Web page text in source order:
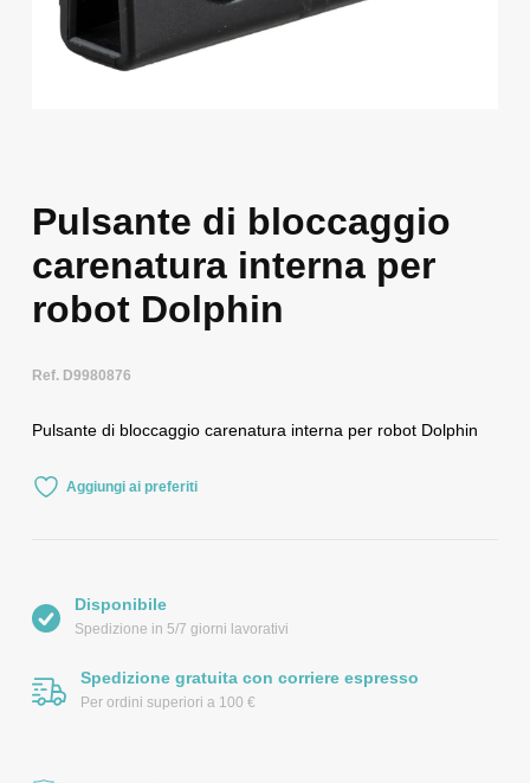
Pulsante di bloccaggio
carenatura interna per
robot Dolphin
Ref. D9980876
Pulsante di bloccaggio carenatura interna per robot Dolphin
Aggiungi ai preferiti
Disponibile
Spedizione in 5/7 giorni lavorativi
Spedizione gratuita con corriere espresso
Per ordini superiori a 100 €